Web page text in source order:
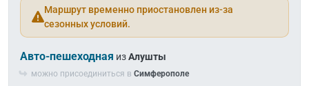
Маршрут временно приостановлен из-за
сезонных условий.
Авто-пешеходная изАлушты
можно присоединиться в Симферополе